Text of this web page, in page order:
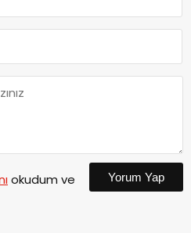
okudum ve
Yorum Yap